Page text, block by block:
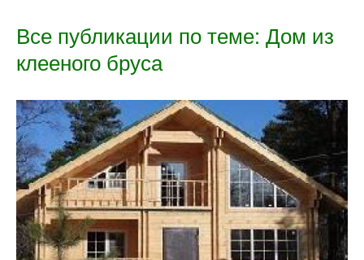
Все публикации по теме: Дом из
клееного бруса